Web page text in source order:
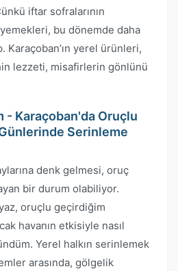
iftar sofralarının
bu dönemde daha
Karaçoban’ın yerel ürünleri,
lezzeti, misafirlerin gönlünü
- Karaçoban'da Oruçlu
Serinleme
denk gelmesi, oruç
bir durum olabiliyor.
oruçlu geçirdiğim
havanın etkisiyle nasıl
Yerel halkın serinlemek
arasında, gölgelik